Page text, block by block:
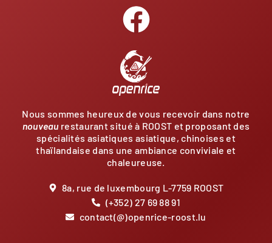
Nous sommes heureux de vous recevoir dans notre
nouveau restaurant situé à ROOST et proposant des
spécialités asiatiques asiatique, chinoises et
thaïlandaise dans une ambiance conviviale et
chaleureuse.
8a, rue de luxembourg L-7759 ROOST
(+352) 27 69 88 91
contact(@)openrice-roost.lu